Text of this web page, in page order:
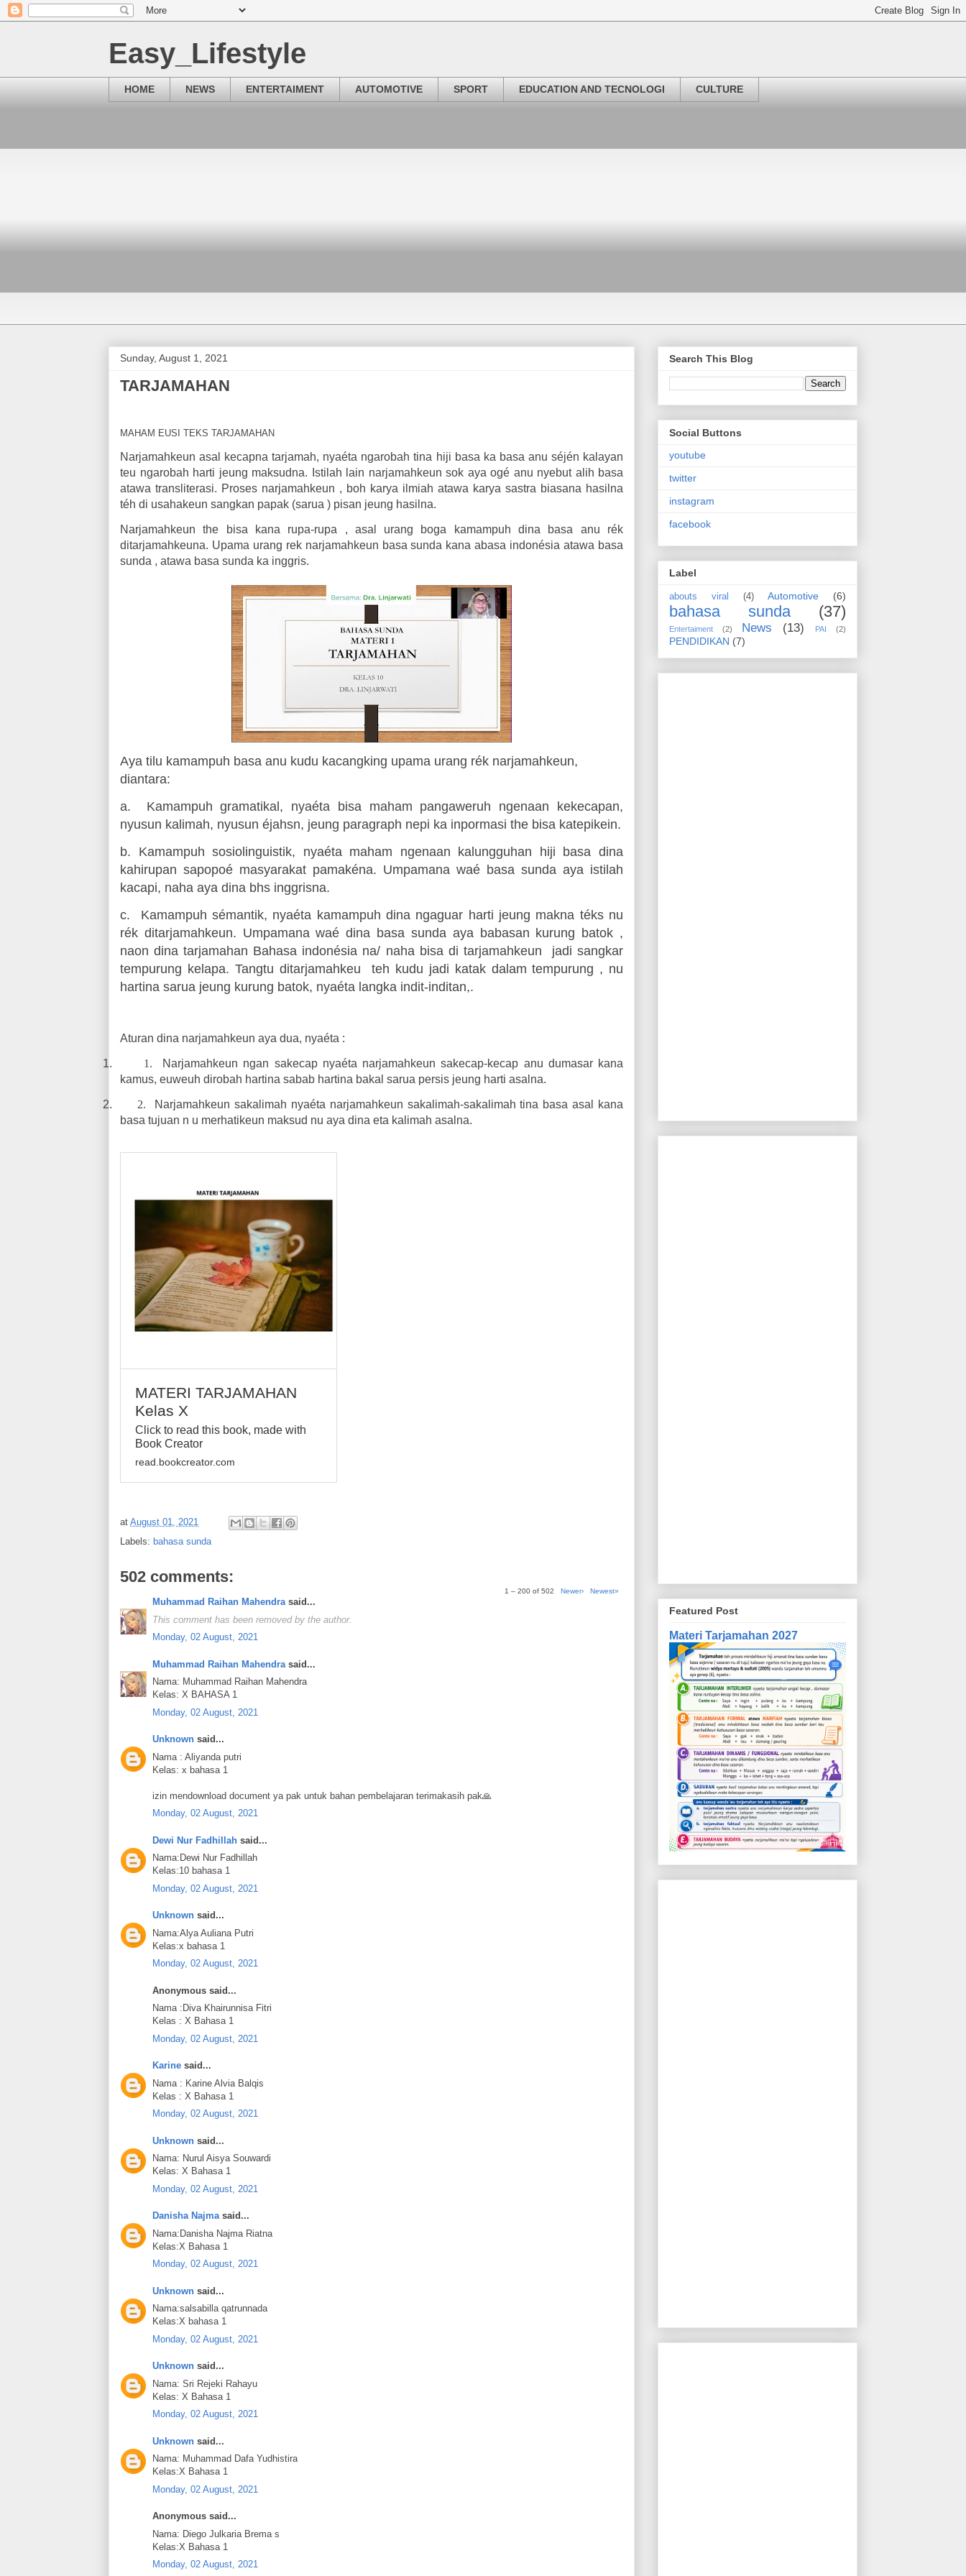
Easy_Lifestyle
HOME NEWS ENTERTAIMENT AUTOMOTIVE SPORT EDUCATION AND TECNOLOGI CULTURE
Sunday, August 1, 2021
TARJAMAHAN
MAHAM EUSI TEKS TARJAMAHAN
Narjamahkeun asal kecapna tarjamah, nyaéta ngarobah tina hiji basa ka basa anu séjén kalayan
teu ngarobah harti jeung maksudna. Istilah lain narjamahkeun sok aya ogé anu nyebut alih basa
atawa transliterasi. Proses narjamahkeun , boh karya ilmiah atawa karya sastra biasana hasilna
téh di usahakeun sangkan papak (sarua ) pisan jeung hasilna.
Narjamahkeun the bisa kana rupa-rupa , asal urang boga kamampuh dina basa anu rék
ditarjamahkeuna. Upama urang rek narjamahkeun basa sunda kana abasa indonésia atawa basa
sunda , atawa basa sunda ka inggris.
Aya tilu kamampuh basa anu kudu kacangking upama urang rék narjamahkeun,
diantara:
a. Kamampuh gramatikal, nyaéta bisa maham pangaweruh ngenaan kekecapan,
nyusun kalimah, nyusun éjahsn, jeung paragraph nepi ka inpormasi the bisa katepikein.
b. Kamampuh sosiolinguistik, nyaéta maham ngenaan kalungguhan hiji basa dina
kahirupan sapopoé masyarakat pamakéna. Umpamana waé basa sunda aya istilah
kacapi, naha aya dina bhs inggrisna.
c. Kamampuh sémantik, nyaéta kamampuh dina ngaguar harti jeung makna téks nu
rék ditarjamahkeun. Umpamana waé dina basa sunda aya babasan kurung batok ,
naon dina tarjamahan Bahasa indonésia na/ naha bisa di tarjamahkeun
jadi sangkar
tempurung kelapa. Tangtu ditarjamahkeu
teh kudu jadi katak dalam tempurung , nu
hartina sarua jeung kurung batok, nyaéta langka indit-inditan,.
Aturan dina narjamahkeun aya dua, nyaéta :
1. 1.
Narjamahkeun ngan sakecap nyaéta narjamahkeun sakecap-kecap anu dumasar kana
kamus, euweuh dirobah hartina sabab hartina bakal sarua persis jeung harti asalna.
2. 2.
Narjamahkeun sakalimah nyaéta narjamahkeun sakalimah-sakalimah tina basa asal kana
basa tujuan n u merhatikeun maksud nu aya dina eta kalimah asalna.
MATERI TARJAMAHAN
Kelas X
Click to read this book, made with
Book Creator
read.bookcreator.com
at August 01, 2021
Labels: bahasa sunda
502 comments:
1 – 200 of 502 Newer› Newest»
Muhammad Raihan Mahendrasaid...
This comment has been removed by the author.
Monday, 02 August, 2021
Muhammad Raihan Mahendra said...
Nama: Muhammad Raihan Mahendra
Kelas: X BAHASA 1
Monday, 02 August, 2021
Unknown said...
Nama : Aliyanda putri
Kelas: x bahasa 1
izin mendownload document ya pak untuk bahan pembelajaran terimakasih pak🙏
Monday, 02 August, 2021
Dewi Nur Fadhillah said...
Nama:Dewi Nur Fadhillah
Kelas:10 bahasa 1
Monday, 02 August, 2021
Unknown said...
Nama:Alya Auliana Putri
Kelas:x bahasa 1
Monday, 02 August, 2021
Anonymous said...
Nama :Diva Khairunnisa Fitri
Kelas : X Bahasa 1
Monday, 02 August, 2021
Karine said...
Nama : Karine Alvia Balqis
Kelas : X Bahasa 1
Monday, 02 August, 2021
Unknown said...
Nama: Nurul Aisya Souwardi
Kelas: X Bahasa 1
Monday, 02 August, 2021
Danisha Najmasaid...
Nama:Danisha Najma Riatna
Kelas:X Bahasa 1
Monday, 02 August, 2021
Unknown said...
Nama:salsabilla qatrunnada
Kelas:X bahasa 1
Monday, 02 August, 2021
Unknown said...
Nama: Sri Rejeki Rahayu
Kelas: X Bahasa 1
Monday, 02 August, 2021
Unknown said...
Nama: Muhammad Dafa Yudhistira
Kelas:X Bahasa 1
Monday, 02 August, 2021
Anonymous said...
Nama: Diego Julkaria Brema s
Kelas:X Bahasa 1
Monday, 02 August, 2021
Search This Blog
Social Buttons
youtube
twitter
instagram
facebook
Label
abouts viral (4) Automotive (6)
bahasa sunda (37)
Entertaiment (2) News (13) PAI (2)
PENDIDIKAN (7)
Featured Post
Materi Tarjamahan 2027